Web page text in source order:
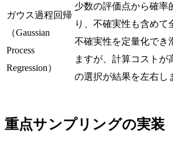
ガウス過程回帰
（Gaussian
Process
Regression）
少数の評価点から確率
り、不確実性も含めて
不確実性を定量化でき
ますが、計算コストが
の選択が結果を左右し
重点サンプリングの実装